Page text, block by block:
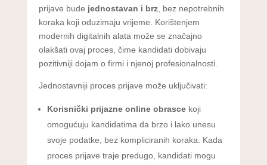
prijave bude jednostavan i brz, bez nepotrebnih
koraka koji oduzimaju vrijeme. Korištenjem
modernih digitalnih alata može se značajno
olakšati ovaj proces, čime kandidati dobivaju
pozitivniji dojam o firmi i njenoj profesionalnosti.
Jednostavniji proces prijave može uključivati:
Korisnički prijazne online obrascekoji
omogućuju kandidatima da brzo i lako unesu
svoje podatke, bez kompliciranih koraka. Kada
proces prijave traje predugo, kandidati mogu